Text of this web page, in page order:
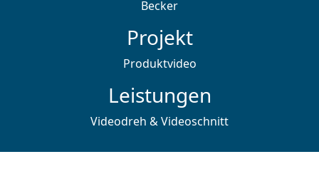
Becker
Projekt
Produktvideo
Leistungen
Videodreh & Videoschnitt